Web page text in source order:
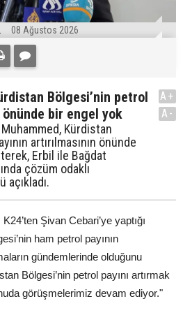
08 Ağustos 2026
Bölgesi’nin petrol
önünde bir engel yok
Kürdistan
artırılmasının önünde
Erbil ile Bağdat
çözüm odaklı
A+
A-
Şivan Cebari’ye yaptığı
ham petrol payının
gündemlerinde olduğunu
Bölgesi’nin petrol payını artırmak
görüşmelerimiz devam ediyor."